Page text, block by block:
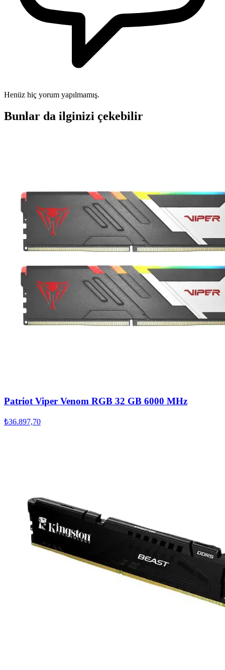
Henüz hiç yorum yapılmamış.
Bunlar da ilginizi çekebilir
Patriot Viper Venom RGB 32 GB 6000 MHz
₺36.897,70